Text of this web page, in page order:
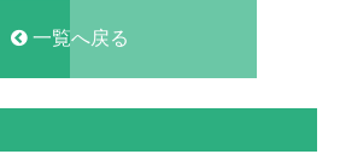
一覧へ戻る